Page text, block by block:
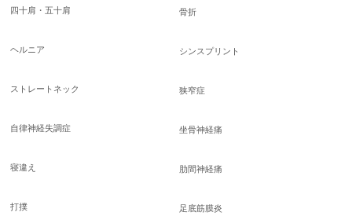
四十肩・五十肩
ヘルニア
ストレートネック
自律神経失調症
寝違え
打撲
骨折
シンスプリント
狭窄症
坐骨神経痛
肋間神経痛
足底筋膜炎